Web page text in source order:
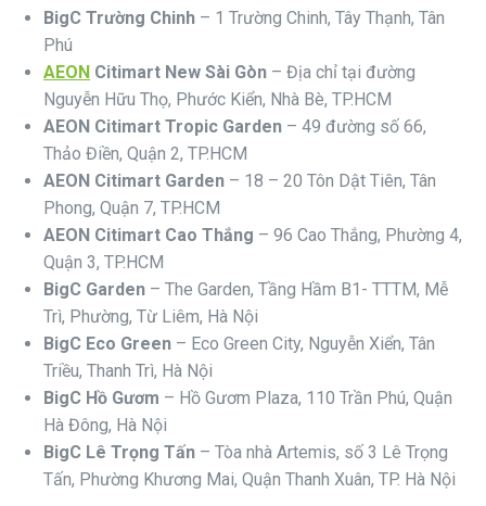
BigC Trường Chinh – 1 Trường Chinh, Tây Thạnh, Tân
Phú
AEON Citimart New Sài Gòn – Địa chỉ tại đường
Nguyễn Hữu Thọ, Phước Kiển, Nhà Bè, TP.HCM
AEON Citimart Tropic Garden – 49 đường số 66,
Thảo Điền, Quận 2, TP.HCM
AEON Citimart Garden – 18 – 20 Tôn Dật Tiên, Tân
Phong, Quận 7, TP.HCM
AEON Citimart Cao Thắng – 96 Cao Thắng, Phường 4,
Quận 3, TP.HCM
BigC Garden – The Garden, Tầng Hầm B1- TTTM, Mễ
Trì, Phường, Từ Liêm, Hà Nội
BigC Eco Green – Eco Green City, Nguyễn Xiển, Tân
Triều, Thanh Trì, Hà Nội
BigC Hồ Gươm – Hồ Gươm Plaza, 110 Trần Phú, Quận
Hà Đông, Hà Nội
BigC Lê Trọng Tấn – Tòa nhà Artemis, số 3 Lê Trọng
Tấn, Phường Khương Mai, Quận Thanh Xuân, TP. Hà Nội